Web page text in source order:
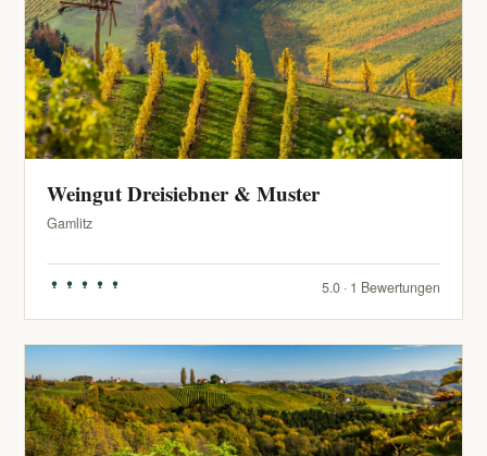
Weingut Dreisiebner & Muster
Gamlitz
5.0 · 1 Bewertungen